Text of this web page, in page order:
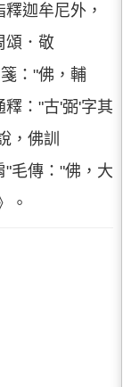
迦牟尼外，
頌．敬
："佛，輔
："古'弼'字其
，佛訓
"毛傳："佛，大
。